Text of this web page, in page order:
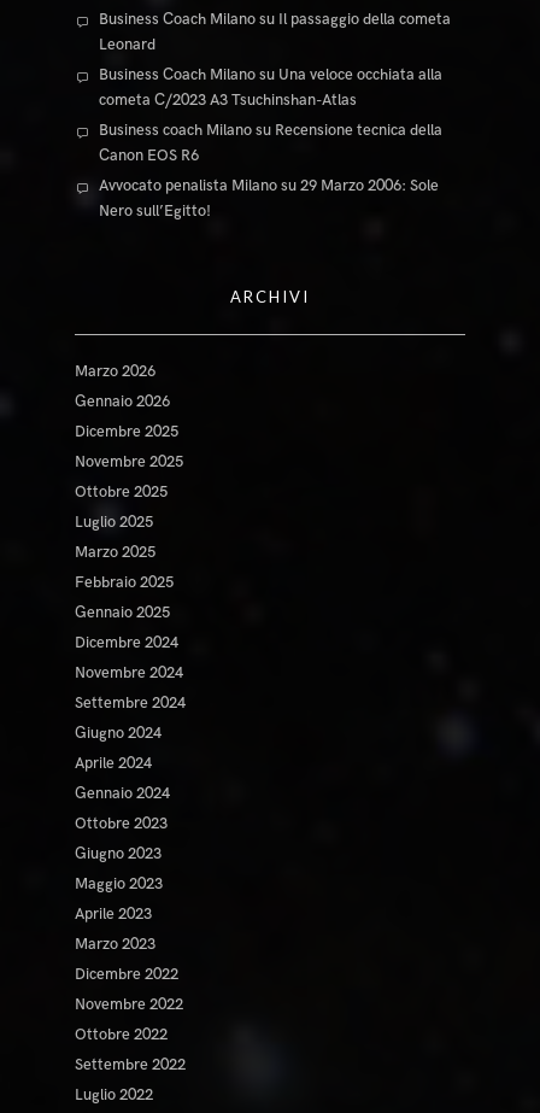
Business Coach Milanosu Il passaggio della cometa
Leonard
Business Coach Milanosu Una veloce occhiata alla
cometa C/2023 A3 Tsuchinshan-Atlas
Business coach Milanosu Recensione tecnica della
Canon EOS R6
Avvocato penalista Milanosu29 Marzo 2006: Sole
Nero sull’Egitto!
ARCHIVI
Marzo 2026
Gennaio 2026
Dicembre 2025
Novembre 2025
Ottobre 2025
Luglio 2025
Marzo 2025
Febbraio 2025
Gennaio 2025
Dicembre 2024
Novembre 2024
Settembre 2024
Giugno 2024
Aprile 2024
Gennaio 2024
Ottobre 2023
Giugno 2023
Maggio 2023
Aprile 2023
Marzo 2023
Dicembre 2022
Novembre 2022
Ottobre 2022
Settembre 2022
Luglio 2022